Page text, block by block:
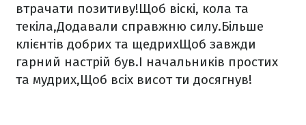
втрачати позитиву!Щоб віскі, кола та
текіла,Додавали справжню силу.Більше
клієнтів добрих та щедрихЩоб завжди
гарний настрій був.І начальників простих
та мудрих,Щоб всіх висот ти досягнув!